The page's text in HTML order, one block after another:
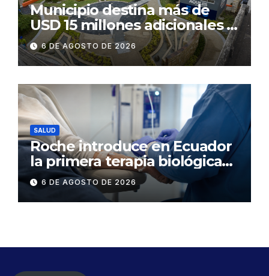
Municipio destina más de
USD 15 millones adicionales a
SEGURA EP para fortalecer la
seguridad ciudadana
6 DE AGOSTO DE 2026
SALUD
Roche introduce en Ecuador
la primera terapia biológica
de precisión capaz de
detener el daño renal por
nefritis lúpica
6 DE AGOSTO DE 2026